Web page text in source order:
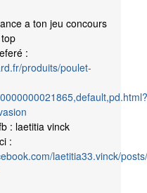
a ton jeu concours
:
produits/poulet-
: laetitia vinck
:
laetitia33.vinck/